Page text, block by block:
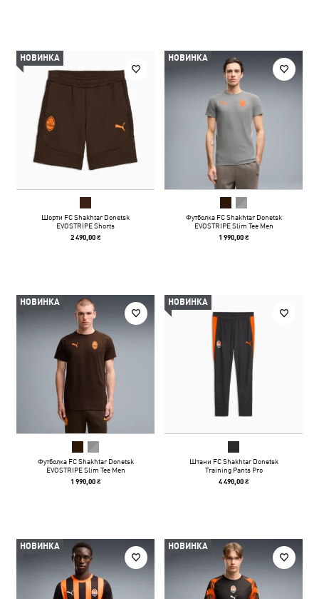
НОВИНКА
Шорти FC Shakhtar Donetsk
EVOSTRIPE Shorts
2 490,00 ₴
НОВИНКА
Футболка FC Shakhtar Donetsk
EVOSTRIPE Slim Tee Men
1 990,00 ₴
НОВИНКА
Футболка FC Shakhtar Donetsk
EVOSTRIPE Slim Tee Men
1 990,00 ₴
НОВИНКА
Штани FC Shakhtar Donetsk
Training Pants Pro
4 490,00 ₴
НОВИНКА НОВИНКА